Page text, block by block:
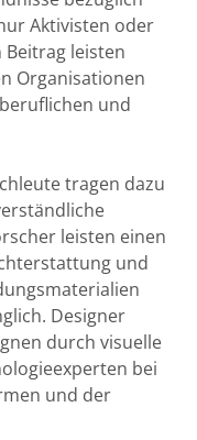
Aktivisten oder
leisten
Organisationen
und
tragen dazu
leisten einen
und
Designer
durch visuelle
bei
und der